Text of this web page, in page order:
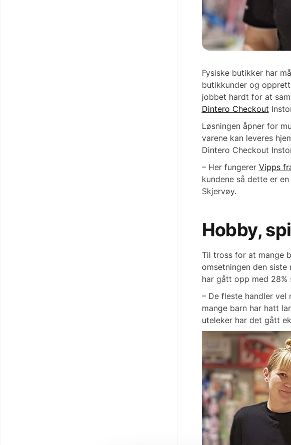
Fysiske butikker har
butikkunder og
jobbet hardt for at
Dintero Checkout
Løsningen åpner for
varene kan leveres
Dintero Checkout
– Her fungerer Vipps
kundene så dette er
Skjervøy.
Hobby,
Til tross for at mange
omsetningen den siste
har gått opp med
– De fleste handler vel
mange barn har hatt
uteleker har det gått